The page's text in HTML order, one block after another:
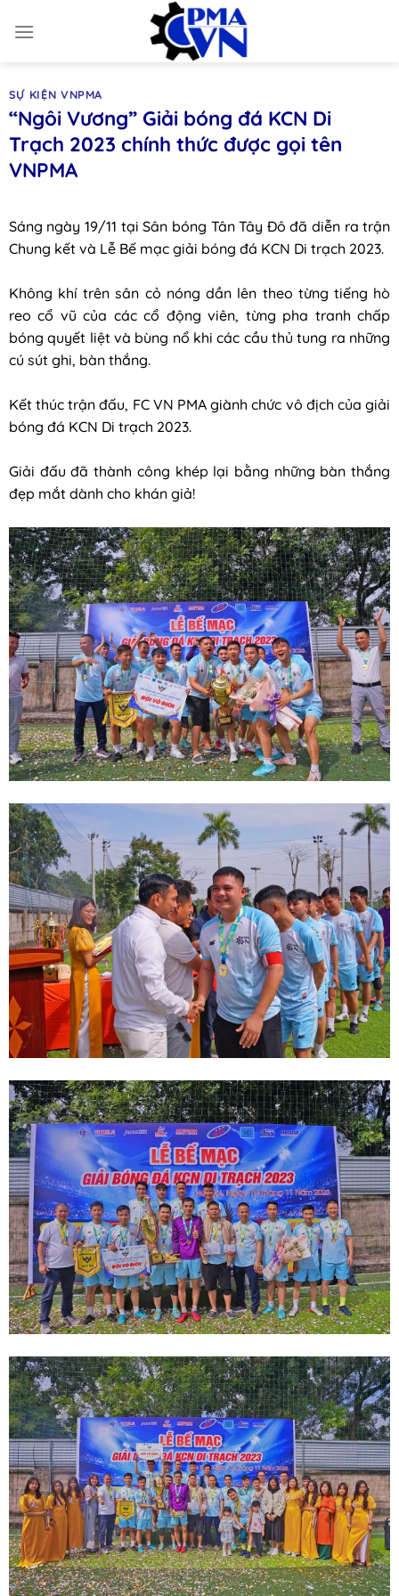
đến
SỰ KIỆN VNPMA
“Ngôi Vương” Giải bóng đá KCN Di
Trạch 2023 chính thức được gọi tên
VNPMA
Sáng ngày 19/11 tại Sân bóng Tân Tây Đô đã diễn ra trận
Chung kết và Lễ Bế mạc giải bóng đá KCN Di trạch 2023.
Không khí trên sân cỏ nóng dần lên theo từng tiếng hò
reo cổ vũ của các cổ động viên, từng pha tranh chấp
bóng quyết liệt và bùng nổ khi các cầu thủ tung ra những
cú sút ghi, bàn thắng.
Kết thúc trận đấu, FC VN PMA giành chức vô địch của giải
bóng đá KCN Di trạch 2023.
Giải đấu đã thành công khép lại bằng những bàn thắng
đẹp mắt dành cho khán giả!